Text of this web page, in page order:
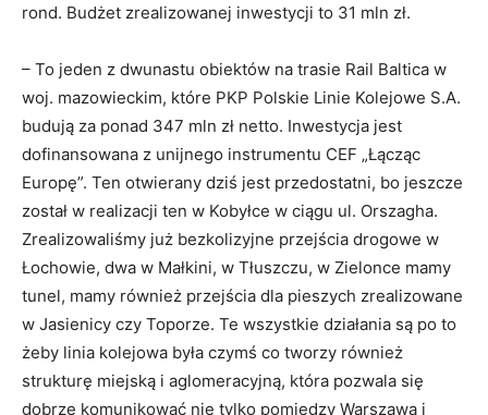
rond. Budżet zrealizowanej inwestycji to 31 mln zł.
– To jeden z dwunastu obiektów na trasie Rail Baltica w
woj. mazowieckim, które PKP Polskie Linie Kolejowe S.A.
budują za ponad 347 mln zł netto. Inwestycja jest
dofinansowana z unijnego instrumentu CEF „Łącząc
Europę”. Ten otwierany dziś jest przedostatni, bo jeszcze
został w realizacji ten w Kobyłce w ciągu ul. Orszagha.
Zrealizowaliśmy już bezkolizyjne przejścia drogowe w
Łochowie, dwa w Małkini, w Tłuszczu, w Zielonce mamy
tunel, mamy również przejścia dla pieszych zrealizowane
w Jasienicy czy Toporze. Te wszystkie działania są po to
żeby linia kolejowa była czymś co tworzy również
strukturę miejską i aglomeracyjną, która pozwala się
dobrze komunikować nie tylko pomiędzy Warszawą i